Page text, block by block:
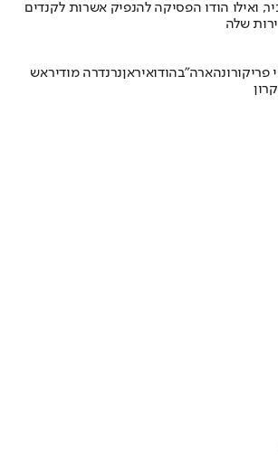
ואילו הודו הפסיקה להנפיק אשרות לקנדים
שלה
פריקורונהארה"בהודואיראןנרנדרה מודיראש